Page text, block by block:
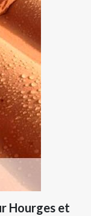
Hourges et